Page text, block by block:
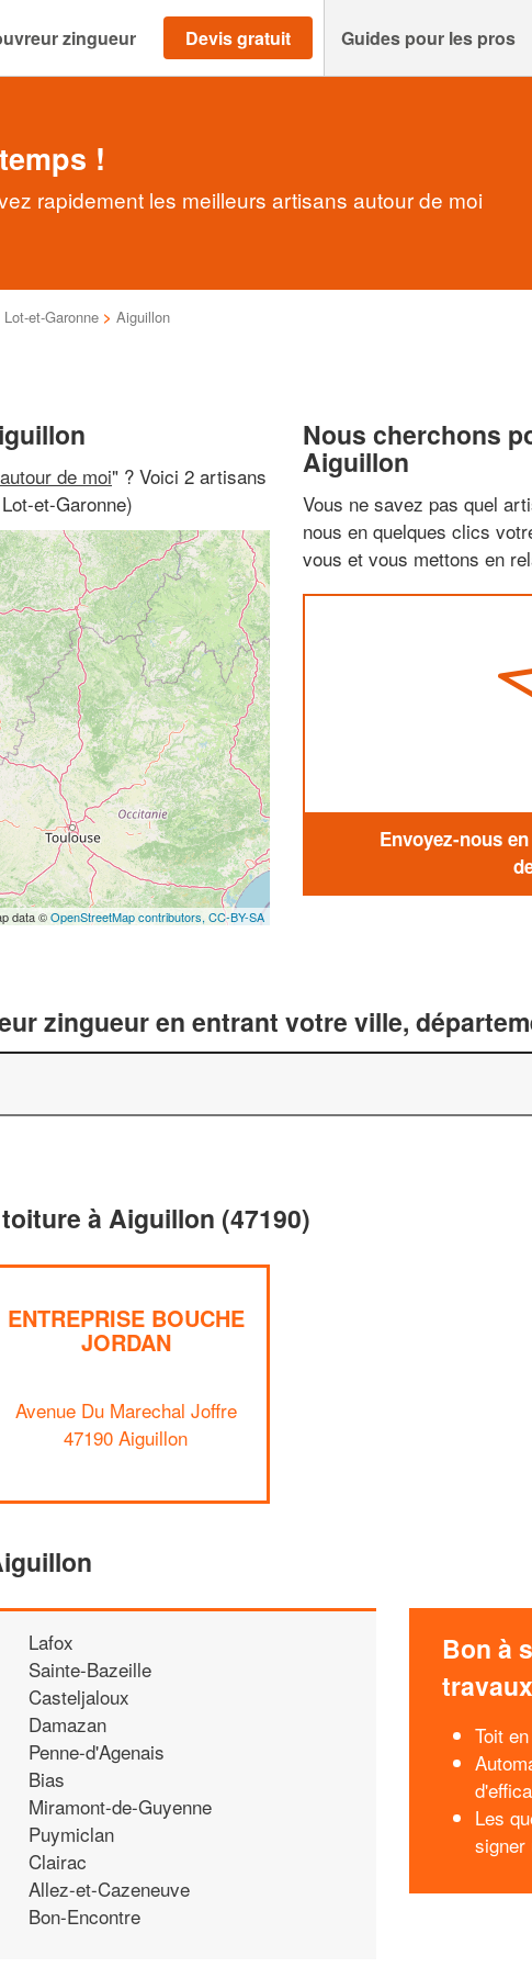
zingueur Devis gratuit Guides pour les pros
!
rapidement les meilleurs artisans autour de moi
Lot-et-Garonne > Aiguillon
de moi" ? Voici 2 artisans
et-Garonne)
data ©OpenStreetMap contributors, CC-BY-SA
Nous cherchons
Aiguillon
Vous ne savez pas quel
nous en quelques clics
vous et vous mettons en
Envoyez-nous
zingueur en entrant votre ville,
à Aiguillon (47190)
ENTREPRISE BOUCHE
JORDAN
Avenue Du Marechal Joffre
47190 Aiguillon
Lafox
Sainte-Bazeille
Casteljaloux
Damazan
Penne-d'Agenais
Bias
Miramont-de-Guyenne
Puymiclan
Clairac
Allez-et-Cazeneuve
Bon-Encontre
Bon à
travaux
Toit
Les
signer